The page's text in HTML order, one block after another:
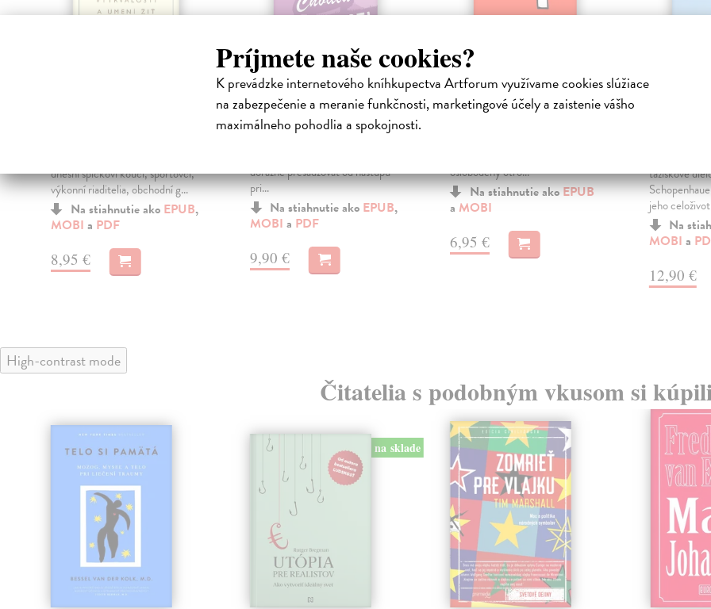
Príjmete naše cookies?
K prevádzke internetového kníhkupectva Artforum využívame cookies slúžiace
na zabezpečenie a meranie funkčnosti, marketingové účely a zaistenie vášho
maximálneho pohodlia a spokojnosti.
dnešní špičkoví kouči, športovci,
výkonní riaditelia, obchodní g...
Na stiahnutie ako EPUB,
MOBI a PDF
8,95 €
Chvála pomalosti
Honoré Carl| Elektronická
kniha
dôrazne presadzovať od nástupu
pri...
Na stiahnutie ako EPUB,
MOBI a PDF
9,90 €
Manuál
Epiktétos| Elektronická kniha
oslobodený otro...
Na stiahnutie akoEPUB
a MOBI
6,95 €
Svet
ťažiskové
jeho
Na
MOBI a
12,90 €
High-contrast mode
Čitatelia s podobným vkusom si
na sklade